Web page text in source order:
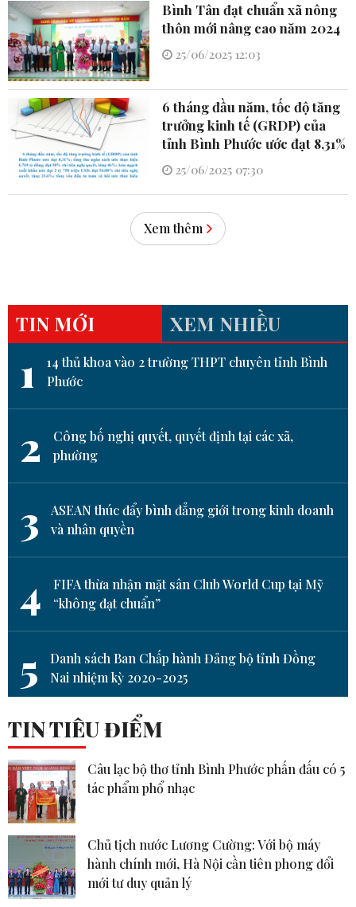
Bình Tân đạt chuẩn xã nông
thôn mới nâng cao năm 2024
25/06/2025 12:03
6 tháng đầu năm, tốc độ tăng
trưởng kinh tế (GRDP) của
tỉnh Bình Phước ước đạt 8,31%
25/06/2025 07:30
Xem thêm
TIN MỚI XEM NHIỀU
1
14 thủ khoa vào 2 trường THPT chuyên tỉnh Bình
Phước
2
Công bố nghị quyết, quyết định tại các xã,
phường
3
ASEAN thúc đẩy bình đẳng giới trong kinh doanh
và nhân quyền
4
FIFA thừa nhận mặt sân Club World Cup tại Mỹ
“không đạt chuẩn”
5
Danh sách Ban Chấp hành Đảng bộ tỉnh Đồng
Nai nhiệm kỳ 2020-2025
TIN TIÊU ĐIỂM
Câu lạc bộ thơ tỉnh Bình Phước phấn đấu có 5
tác phẩm phổ nhạc
Chủ tịch nước Lương Cường: Với bộ máy
hành chính mới, Hà Nội cần tiên phong đổi
mới tư duy quản lý